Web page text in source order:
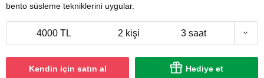
bento süsleme tekniklerini uygular.
4000 TL 2 kişi 3 saat
Kendin için satın al Hediye et